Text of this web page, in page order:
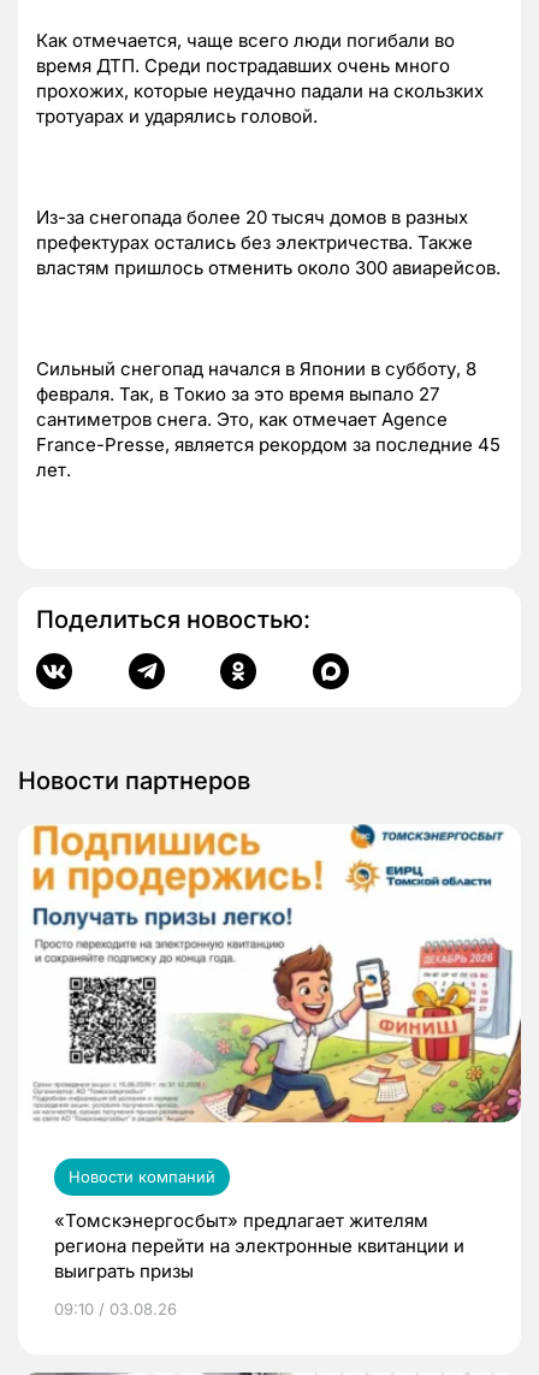
Как отмечается, чаще всего люди погибали во
время ДТП. Среди пострадавших очень много
прохожих, которые неудачно падали на скользких
тротуарах и ударялись головой.
Из-за снегопада более 20 тысяч домов в разных
префектурах остались без электричества. Также
властям пришлось отменить около 300 авиарейсов.
Сильный снегопад начался в Японии в субботу, 8
февраля. Так, в Токио за это время выпало 27
сантиметров снега. Это, как отмечает Agence
France-Presse, является рекордом за последние 45
лет.
Поделиться новостью:
Новости партнеров
Новости компаний
«Томскэнергосбыт» предлагает жителям
региона перейти на электронные квитанции и
выиграть призы
09:10 / 03.08.26